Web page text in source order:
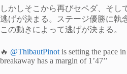
しかしそこから再びセペダ、そし
逃げが決まる。ステージ優勝に執
この動きによって逃げが決まる。
🔥 @ThibautPinot is setting the pace
breakaway has a margin of 1’47’’